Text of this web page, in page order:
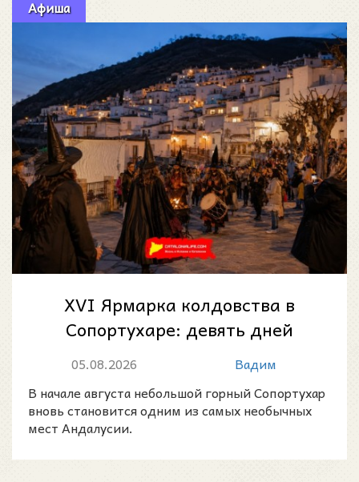
Афиша
XVI Ярмарка колдовства в
Сопортухаре: девять дней
магии, легенд и народных
05.08.2026
Вадим
В начале августа небольшой горный Сопортухар
вновь становится одним из самых необычных
мест Андалусии.